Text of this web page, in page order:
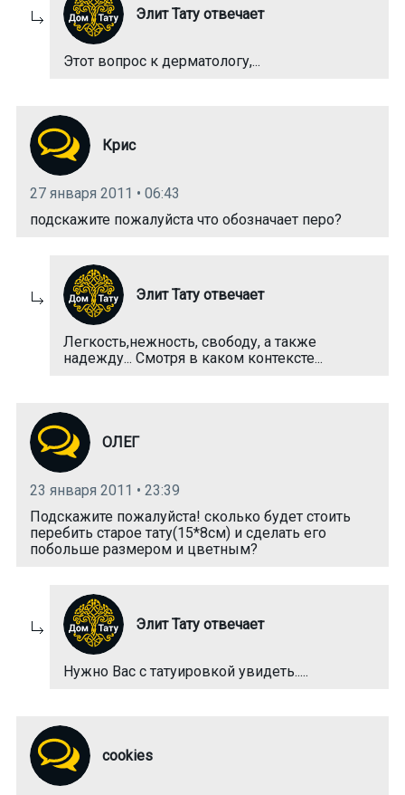
Элит Тату отвечает
Этот вопрос к дерматологу,...
Крис
27 января 2011 • 06:43
подскажите пожалуйста что обозначает перо?
Элит Тату отвечает
Легкость,нежность, свободу, а также
надежду... Смотря в каком контексте...
ОЛЕГ
23 января 2011 • 23:39
Подскажите пожалуйста! сколько будет стоить
перебить старое тату(15*8см) и сделать его
побольше размером и цветным?
Элит Тату отвечает
Нужно Вас с татуировкой увидеть.....
cookies